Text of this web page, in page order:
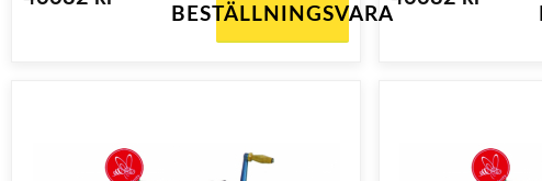
BESTÄLLNINGSVARA